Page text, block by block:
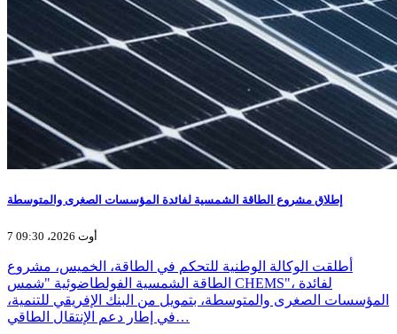
إطلاق مشروع الطاقة الشمسية لفائدة المؤسسات الصغرى والمتوسطة
7 أوت 2026، 09:30
أطلقت الوكالة الوطنية للتحكم في الطاقة، الخميس، مشروع
الطاقة الشمسية الفولطاضوئية "شمس CHEMS"، لفائدة
المؤسسات الصغرى والمتوسطة، بتمويل من البنك الإفريقي للتنمية،
في إطار دعم الإنتقال الطاقي…